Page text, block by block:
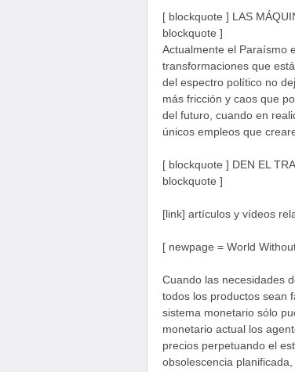
[ blockquote ] LAS
blockquote ]
Actualmente el Paraísmo
transformaciones que
del espectro político no
más fricción y caos que
del futuro, cuando en
únicos empleos que
[ blockquote ] DEN EL
blockquote ]
[link] artículos y vídeos
[ newpage = World
Cuando las necesidades
todos los productos sean
sistema monetario sólo
monetario actual los
precios perpetuando el
obsolescencia